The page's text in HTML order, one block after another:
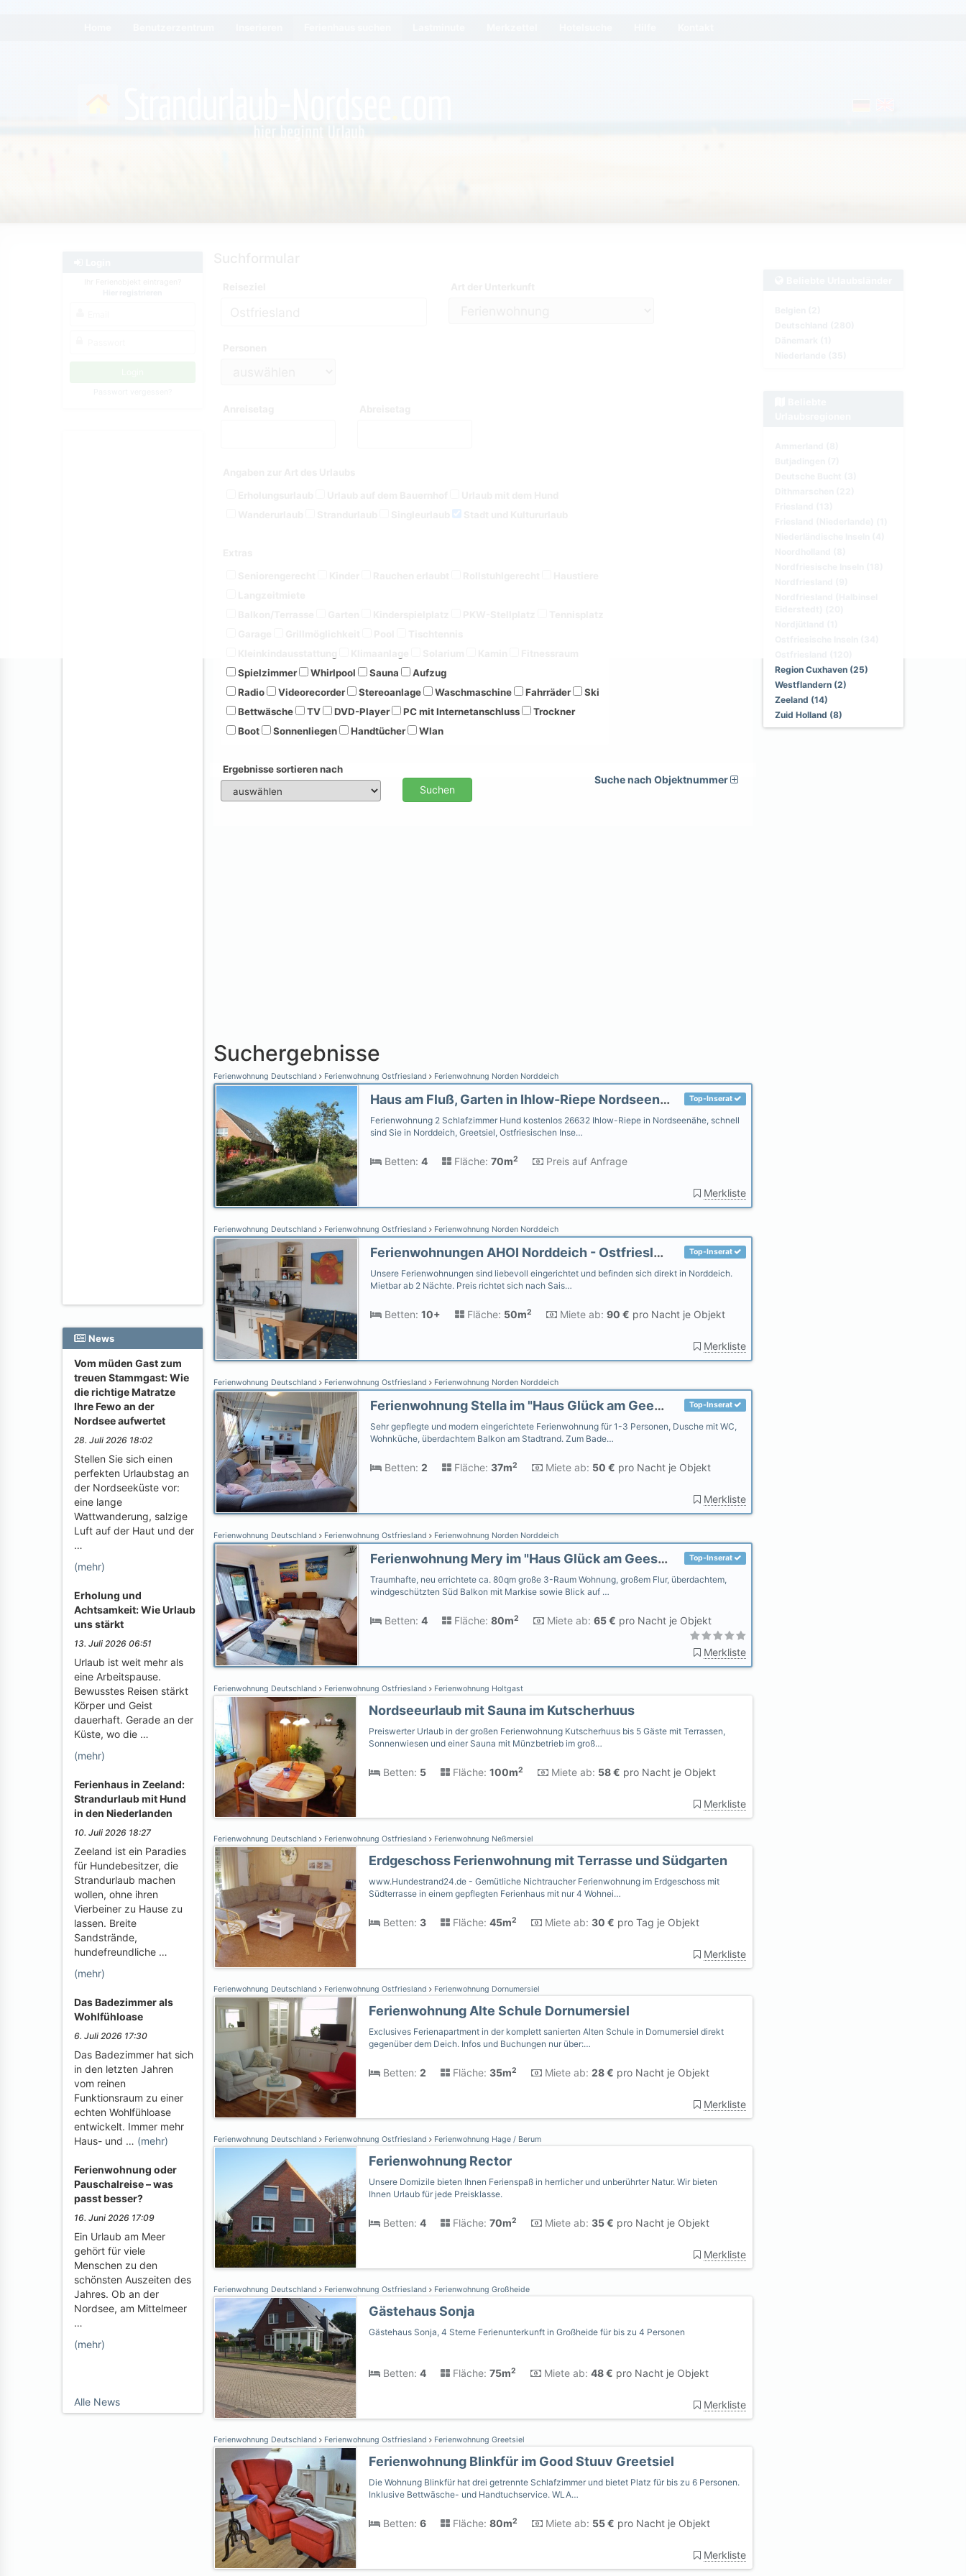
News
Vom müden Gast zum
treuen Stammgast: Wie
die richtige Matratze
Ihre Fewo an der
Nordsee aufwertet
28. Juli 2026 18:02
Stellen Sie sich einen
perfekten Urlaubstag an
der Nordseeküste vor:
eine lange
Wattwanderung, salzige
Luft auf der Haut und der
…
(mehr)
Erholung und
Achtsamkeit: Wie Urlaub
uns stärkt
13. Juli 2026 06:51
Urlaub ist weit mehr als
eine Arbeitspause.
Bewusstes Reisen stärkt
Körper und Geist
dauerhaft. Gerade an der
Küste, wo die …
(mehr)
Ferienhaus in Zeeland:
Strandurlaub mit Hund
in den Niederlanden
10. Juli 2026 18:27
Zeeland ist ein Paradies
für Hundebesitzer, die
Strandurlaub machen
wollen, ohne ihren
Vierbeiner zu Hause zu
lassen. Breite
Sandstrände,
hundefreundliche …
(mehr)
Das Badezimmer als
Wohlfühloase
6. Juli 2026 17:30
Das Badezimmer hat sich
in den letzten Jahren
vom reinen
Funktionsraum zu einer
echten Wohlfühloase
entwickelt. Immer mehr
Haus- und … (mehr)
Ferienwohnung oder
Pauschalreise – was
passt besser?
16. Juni 2026 17:09
Ein Urlaub am Meer
gehört für viele
Menschen zu den
schönsten Auszeiten des
Jahres. Ob an der
Nordsee, am Mittelmeer
…
(mehr)
Alle News
Spielzimmer
Whirlpool Sauna
Aufzug
Radio
Videorecorder Stereoanlage Waschmaschine Fahrräder
Ski
Bettwäsche
TV DVD-Player PC mit Internetanschluss
Trockner
Boot
Sonnenliegen Handtücher Wlan
Ergebnisse sortieren nach
Suchen
Suche nach Objektnummer
Suchergebnisse
Ferienwohnung Deutschland Ferienwohnung Ostfriesland Ferienwohnung Norden Norddeich
Top-Inserat
Haus am Fluß, Garten in Ihlow-Riepe Nordseenähe, gerne Hunde
Ferienwohnung 2 Schlafzimmer Hund kostenlos 26632 Ihlow-Riepe in Nordseenähe, schnell
sind Sie in Norddeich, Greetsiel, Ostfriesischen Inse…
Betten: 4 Fläche: 70m2 Preis auf Anfrage
Merkliste
Ferienwohnung Deutschland Ferienwohnung Ostfriesland Ferienwohnung Norden Norddeich
Top-Inserat
Ferienwohnungen AHOI Norddeich - Ostfriesland
Unsere Ferienwohnungen sind liebevoll eingerichtet und befinden sich direkt in Norddeich.
Mietbar ab 2 Nächte. Preis richtet sich nach Sais…
Betten: 10+ Fläche: 50m2 Miete ab: 90 € pro Nacht je Objekt
Merkliste
Ferienwohnung Deutschland Ferienwohnung Ostfriesland Ferienwohnung Norden Norddeich
Top-Inserat
Ferienwohnung Stella im "Haus Glück am Geestrand"
Sehr gepflegte und modern eingerichtete Ferienwohnung für 1-3 Personen, Dusche mit WC,
Wohnküche, überdachtem Balkon am Stadtrand. Zum Bade…
Betten: 2 Fläche: 37m2 Miete ab: 50 € pro Nacht je Objekt
Merkliste
Ferienwohnung Deutschland Ferienwohnung Ostfriesland Ferienwohnung Norden Norddeich
Top-Inserat
Ferienwohnung Mery im "Haus Glück am Geestrand"
Traumhafte, neu errichtete ca. 80qm große 3-Raum Wohnung, großem Flur, überdachtem,
windgeschützten Süd Balkon mit Markise sowie Blick auf …
Betten: 4 Fläche: 80m2 Miete ab: 65 € pro Nacht je Objekt
Merkliste
Ferienwohnung Deutschland Ferienwohnung Ostfriesland Ferienwohnung Holtgast
Nordseeurlaub mit Sauna im Kutscherhuus
Preiswerter Urlaub in der großen Ferienwohnung Kutscherhuus bis 5 Gäste mit Terrassen,
Sonnenwiesen und einer Sauna mit Münzbetrieb im groß…
Betten: 5 Fläche: 100m2 Miete ab: 58 € pro Nacht je Objekt
Merkliste
Ferienwohnung Deutschland Ferienwohnung Ostfriesland Ferienwohnung Neßmersiel
Erdgeschoss Ferienwohnung mit Terrasse und Südgarten
www.Hundestrand24.de - Gemütliche Nichtraucher Ferienwohnung im Erdgeschoss mit
Südterrasse in einem gepflegten Ferienhaus mit nur 4 Wohnei…
Betten: 3 Fläche: 45m2 Miete ab: 30 € pro Tag je Objekt
Merkliste
Ferienwohnung Deutschland Ferienwohnung Ostfriesland Ferienwohnung Dornumersiel
Ferienwohnung Alte Schule Dornumersiel
Exclusives Ferienapartment in der komplett sanierten Alten Schule in Dornumersiel direkt
gegenüber dem Deich. Infos und Buchungen nur über:…
Betten: 2 Fläche: 35m2 Miete ab: 28 € pro Nacht je Objekt
Merkliste
Ferienwohnung Deutschland Ferienwohnung Ostfriesland Ferienwohnung Hage / Berum
Ferienwohnung Rector
Unsere Domizile bieten Ihnen Ferienspaß in herrlicher und unberührter Natur. Wir bieten
Ihnen Urlaub für jede Preisklasse.
Betten: 4 Fläche: 70m2 Miete ab: 35 € pro Nacht je Objekt
Merkliste
Ferienwohnung Deutschland Ferienwohnung Ostfriesland Ferienwohnung Großheide
Gästehaus Sonja
Gästehaus Sonja, 4 Sterne Ferienunterkunft in Großheide für bis zu 4 Personen
Betten: 4 Fläche: 75m2 Miete ab: 48 € pro Nacht je Objekt
Merkliste
Ferienwohnung Deutschland Ferienwohnung Ostfriesland Ferienwohnung Greetsiel
Ferienwohnung Blinkfür im Good Stuuv Greetsiel
Die Wohnung Blinkfür hat drei getrennte Schlafzimmer und bietet Platz für bis zu 6 Personen.
Inklusive Bettwäsche- und Handtuchservice. WLA…
Betten: 6 Fläche: 80m2 Miete ab: 55 € pro Nacht je Objekt
Merkliste
Region Cuxhaven (25)
Westflandern (2)
Zeeland (14)
Zuid Holland (8)